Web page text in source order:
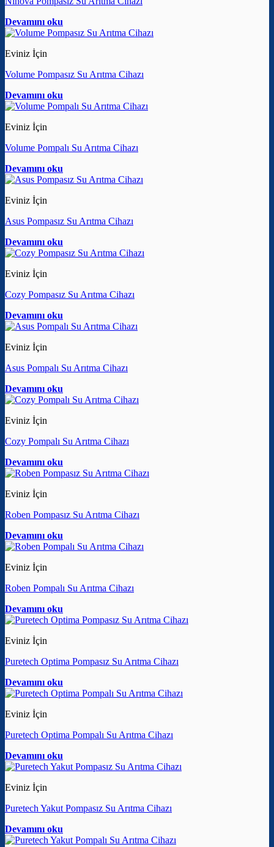
Devamını oku
Eviniz İçin
Volume Pompasız Su Arıtma Cihazı
Devamını oku
Eviniz İçin
Volume Pompalı Su Arıtma Cihazı
Devamını oku
Eviniz İçin
Asus Pompasız Su Arıtma Cihazı
Devamını oku
Eviniz İçin
Cozy Pompasız Su Arıtma Cihazı
Devamını oku
Eviniz İçin
Asus Pompalı Su Arıtma Cihazı
Devamını oku
Eviniz İçin
Cozy Pompalı Su Arıtma Cihazı
Devamını oku
Eviniz İçin
Roben Pompasız Su Arıtma Cihazı
Devamını oku
Eviniz İçin
Roben Pompalı Su Arıtma Cihazı
Devamını oku
Eviniz İçin
Puretech Optima Pompasız Su Arıtma Cihazı
Devamını oku
Eviniz İçin
Puretech Optima Pompalı Su Arıtma Cihazı
Devamını oku
Eviniz İçin
Puretech Yakut Pompasız Su Arıtma Cihazı
Devamını oku